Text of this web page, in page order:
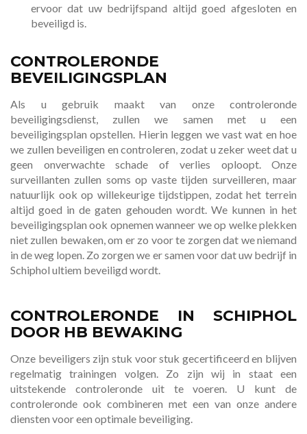
ervoor dat uw bedrijfspand altijd goed afgesloten en
beveiligd is.
CONTROLERONDE
BEVEILIGINGSPLAN
Als u gebruik maakt van onze controleronde
beveiligingsdienst, zullen we samen met u een
beveiligingsplan opstellen. Hierin leggen we vast wat en hoe
we zullen beveiligen en controleren, zodat u zeker weet dat u
geen onverwachte schade of verlies oploopt. Onze
surveillanten zullen soms op vaste tijden surveilleren, maar
natuurlijk ook op willekeurige tijdstippen, zodat het terrein
altijd goed in de gaten gehouden wordt. We kunnen in het
beveiligingsplan ook opnemen wanneer we op welke plekken
niet zullen bewaken, om er zo voor te zorgen dat we niemand
in de weg lopen. Zo zorgen we er samen voor dat uw bedrijf in
Schiphol ultiem beveiligd wordt.
CONTROLERONDE IN SCHIPHOL
DOOR HB BEWAKING
Onze beveiligers zijn stuk voor stuk gecertificeerd en blijven
regelmatig trainingen volgen. Zo zijn wij in staat een
uitstekende controleronde uit te voeren. U kunt de
controleronde ook combineren met een van onze andere
diensten voor een optimale beveiliging.